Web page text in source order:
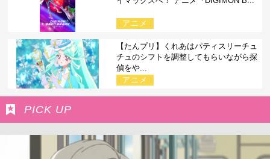
アニメ
【たんプリ】くれあはパティスリーチュ
チュのシフトを調整してもらいながら探
偵をや...
アニメ
PICK UP